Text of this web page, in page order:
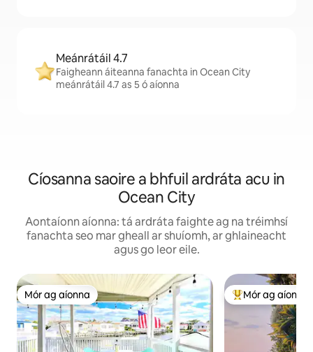
Meánrátáil 4.7
Faigheann áiteanna fanachta in Ocean City
meánrátáil 4.7 as 5 ó aíonna
Cíosanna saoire a bhfuil ardráta acu in
Ocean City
Aontaíonn aíonna: tá ardráta faighte ag na tréimhsí
fanachta seo mar gheall ar shuíomh, ar ghlaineacht
agus go leor eile.
Mór ag aíonna
Mór ag aíonna An-mhór ag
Mór ag aíonna